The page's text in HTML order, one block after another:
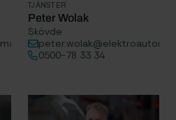
TJÄNSTER
Peter Wolak
Skövde
0500-78 33 34